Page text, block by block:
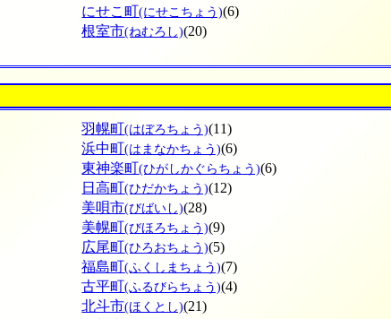
にせこ町(にせこちょう)(6)
根室市(ねむろし)(20)
羽幌町(はぼろちょう)(11)
浜中町(はまなかちょう)(6)
東神楽町(ひがしかぐらちょう)(6)
日高町(ひだかちょう)(12)
美唄市(びばいし)(28)
美幌町(びほろちょう)(9)
広尾町(ひろおちょう)(5)
福島町(ふくしまちょう)(7)
古平町(ふるびらちょう)(4)
北斗市(ほくとし)(21)